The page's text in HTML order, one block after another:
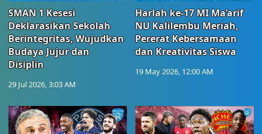
SMAN 1 Kesesi
Deklarasikan Sekolah
Berintegritas, Wujudkan
Budaya Jujur dan
Disiplin
29 Jul 2026, 3:03 AM
Harlah ke-17 MI Ma’arif
NU Kalilembu Meriah,
Pererat Kebersamaan
dan Kreativitas Siswa
19 May 2026, 12:00 AM